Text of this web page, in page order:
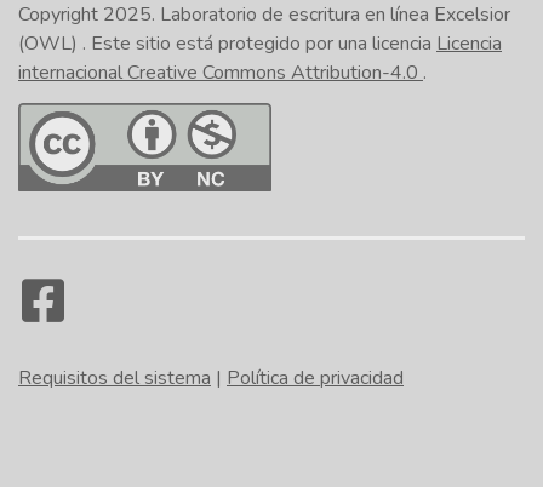
Copyright 2025. Laboratorio de escritura en línea Excelsior
(OWL) . Este sitio está protegido por una licencia Licencia
internacional Creative Commons Attribution-4.0 .
Requisitos del sistema | Política de privacidad